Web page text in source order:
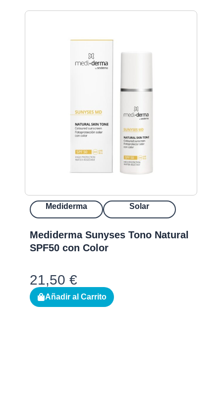
Mediderma Solar
Mediderma Sunyses Tono Natural
SPF50 con Color
21,50 €
Añadir al Carrito